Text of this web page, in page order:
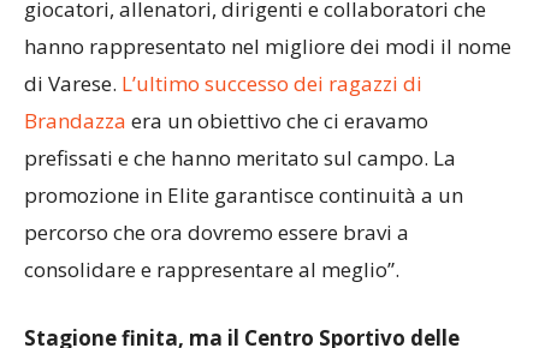
coloro che hanno partecipato a questa escalation:
giocatori, allenatori, dirigenti e collaboratori che
hanno rappresentato nel migliore dei modi il nome
di Varese.L’ultimo successo dei ragazzi di
Brandazzaera un obiettivo che ci eravamo
prefissati e che hanno meritato sul campo. La
promozione in Elite garantisce continuità a un
percorso che ora dovremo essere bravi a